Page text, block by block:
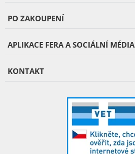
PO ZAKOUPENÍ
APLIKACE FERA A SOCIÁLNÍ MÉDIA
KONTAKT